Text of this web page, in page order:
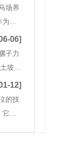
场养
领
。当
06]
子力
坡抵
需。
12]
的技
们